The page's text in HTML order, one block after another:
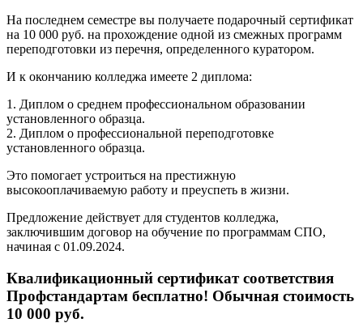
На последнем семестре вы получаете подарочный сертификат
на 10 000 руб. на прохождение одной из смежных программ
переподготовки из перечня, определенного куратором.
И к окончанию колледжа имеете 2 диплома:
1. Диплом о среднем профессиональном образовании
установленного образца.
2. Диплом о профессиональной переподготовке
установленного образца.
Это помогает устроиться на престижную
высокооплачиваемую работу и преуспеть в жизни.
Предложение действует для студентов колледжа,
заключившим договор на обучение по программам СПО,
начиная с 01.09.2024.
Квалификационный сертификат соответствия
Профстандартам бесплатно! Обычная стоимость
10 000 руб.